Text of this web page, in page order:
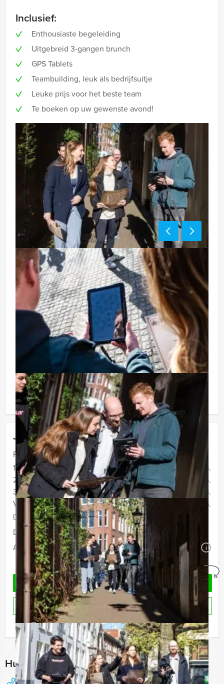
Jouw uitje
Prijs :
12 - 19 personen
€ 62,50 p.p.
20 - 29 personen
€ 59,50 p.p.
30 - 39 personen
€ 56,50 p.p.
Vanaf 40 personen
€ 54,50 p.p.
De prijzen zijn exclusief BTW
Duur:
4 uur en 30 minuten
Aantal:
Minimaal 12 personen i
Geheel vrijblijvend
OFFERTE AANVRAGEN
RESERVEREN
Ik heb een vraag over dit uitje
Hulp nodig bij het kiezen?
Inclusief:
Enthousiaste begeleiding
Uitgebreid 3-gangen brunch
GPS Tablets
Teambuilding, leuk als bedrijfsuitje
Leuke prijs voor het beste team
Te boeken op uw gewenste avond!
Tip:
Niet telkens uw knip hoeven trekken om uw drankje af
te rekenen? Voor € 13,50 per persoon per uur (excl.
BTW) kunt u gebruikmaken van het drankarrangement,
waarbij u onbeperkt kunt genieten van bier, fris,
huiswijn, koffie en thee. En... zo komt u ook achteraf
niet voor verrassingen te staan!
Komt u niet aan het minimale aantal deelnemers voor
deze activiteit? Als u bereid bent voor het minimale
aantal te betalen, kunt u ook gewoon voor minder
personen boeken!